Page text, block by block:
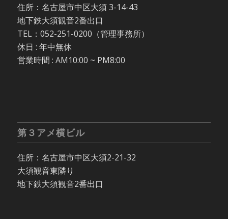
住所：名古屋市中区大須 3-14-43
地下鉄大須観音2番出口
TEL：052-251-0200（管理事務所）
休日 : 年中無休
営業時間 : AM10:00 ~ PM8:00
第３アメ横ビル
住所：名古屋市中区大須2-21-32
大須観音東隣り
地下鉄大須観音2番出口